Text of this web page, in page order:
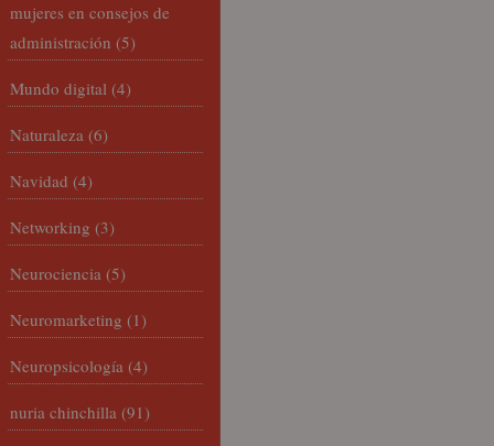
mujeres en consejos de
administración (5)
Mundo digital (4)
Naturaleza (6)
Navidad (4)
Networking (3)
Neurociencia (5)
Neuromarketing (1)
Neuropsicología (4)
nuria chinchilla (91)